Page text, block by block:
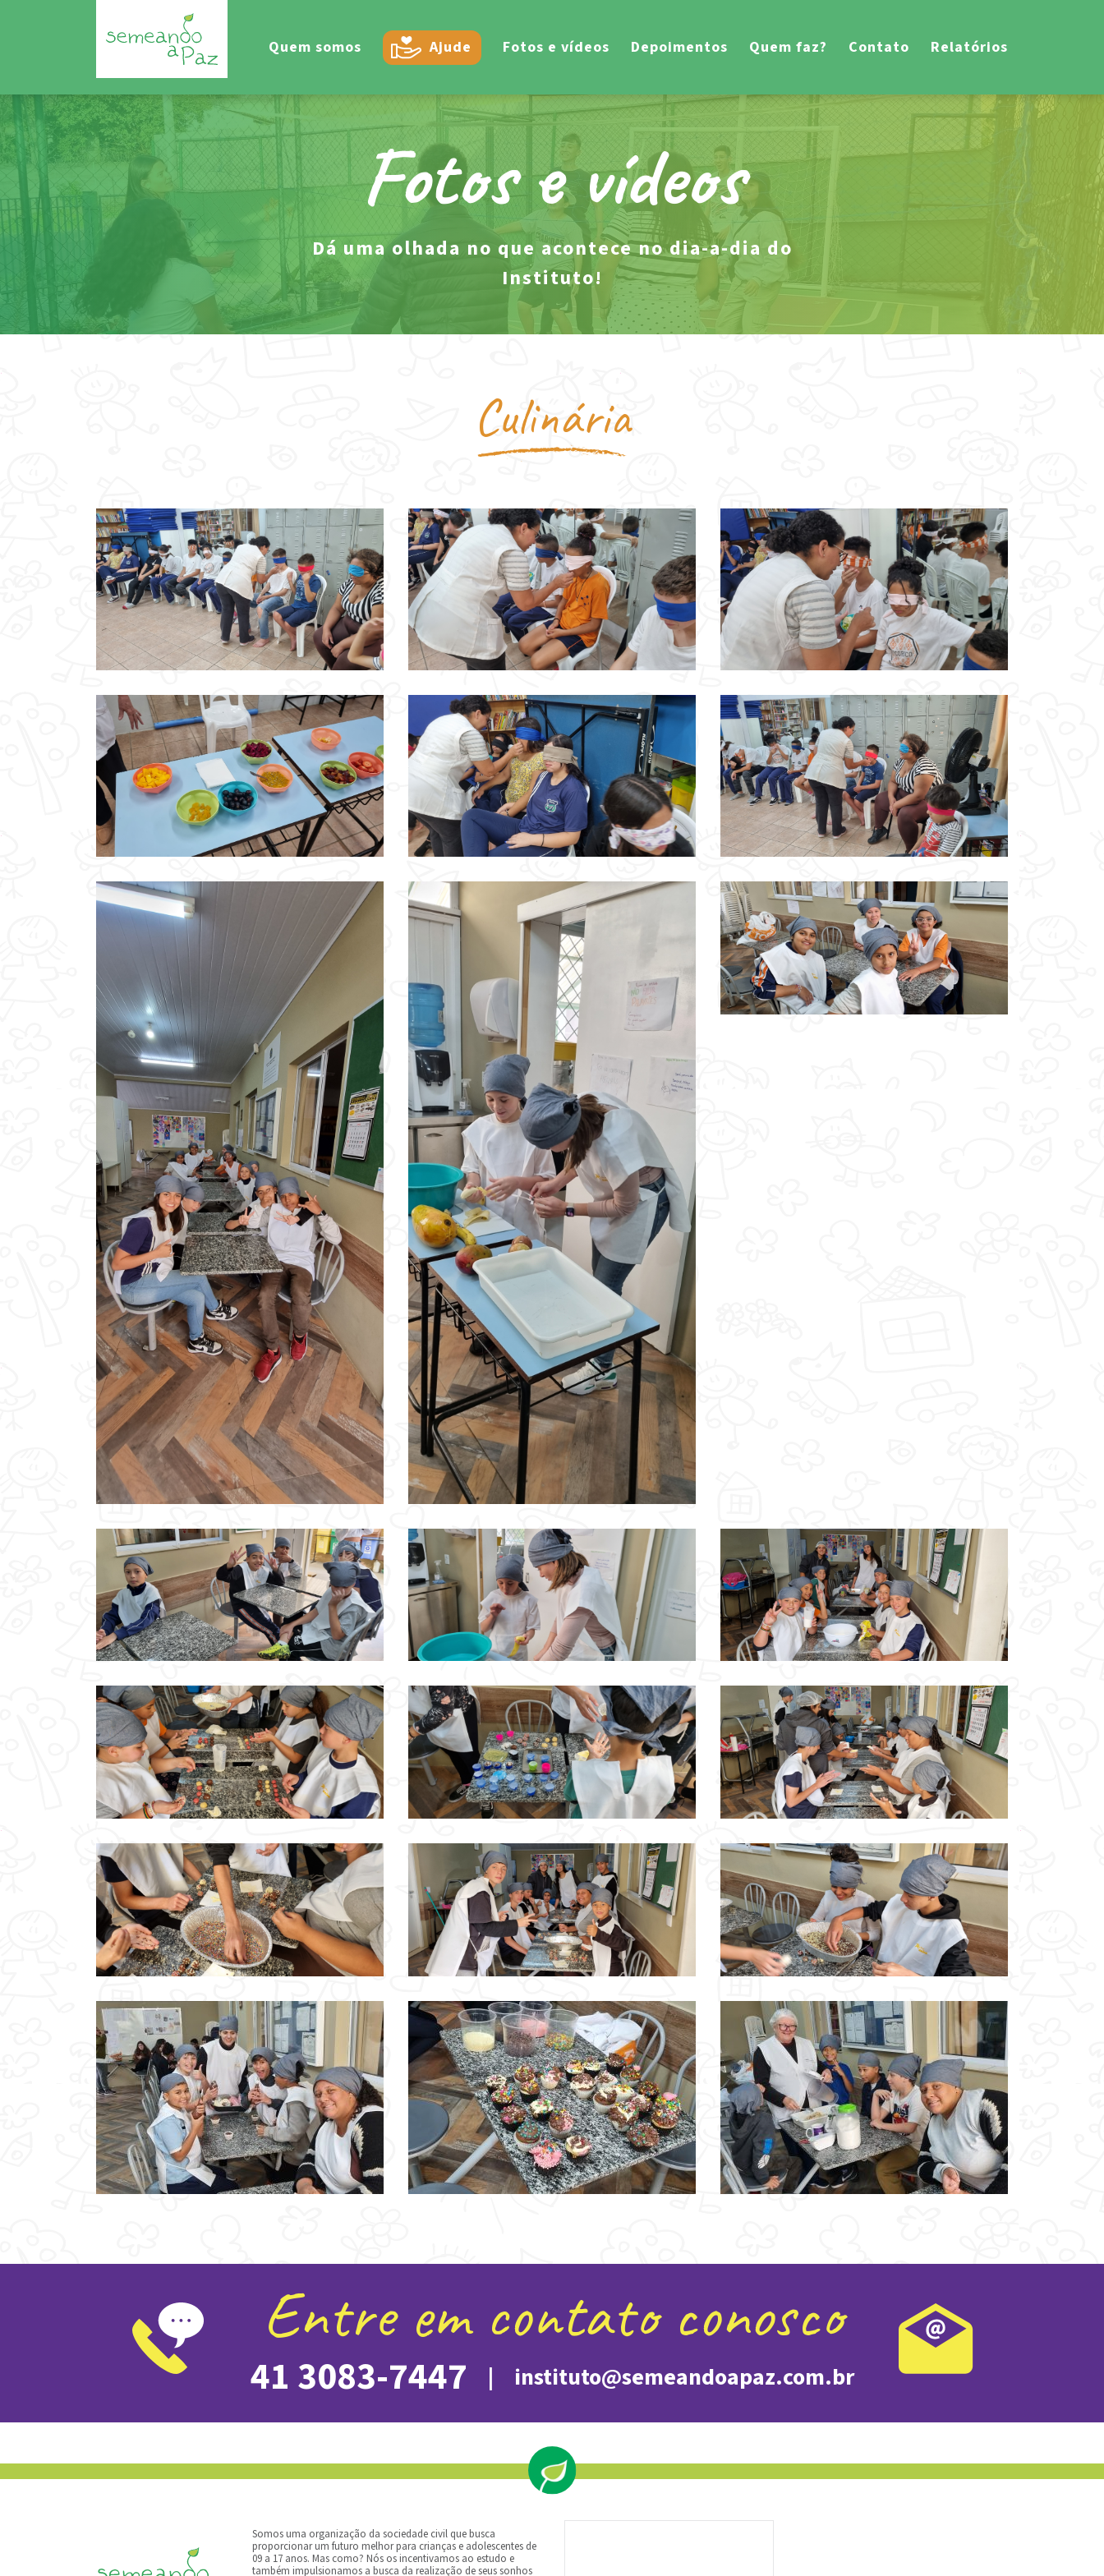
Quem somos Ajude Fotos e vídeos Depoimentos Quem faz? Contato Relatórios
Fotos e vídeos
Dá uma olhada no que acontece no dia-a-dia do
Instituto!
Culinária
Entre em contato conosco
41 3083-7447 | instituto@semeandoapaz.com.br
Somos uma organização da sociedade civil que busca
proporcionar um futuro melhor para crianças e adolescentes de
09 a 17 anos.​ ​Mas como? Nós os​ ​incentivamos​ ​ao estudo e​ ​
também impulsionamos a busca da realização de seus sonhos